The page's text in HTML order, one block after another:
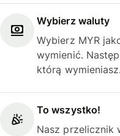
Wybierz waluty
Wybierz MYR
wymienić.
którą wymieniasz.
To wszystko!
Nasz przelicznik